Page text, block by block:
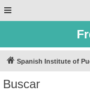
Spanish Institute of
Buscar